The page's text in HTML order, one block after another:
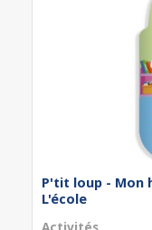
P'tit loup - Mon
L'école